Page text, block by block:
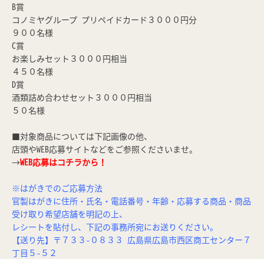
B賞
コノミヤグループ プリペイドカード３０００円分
９００名様
C賞
お楽しみセット３０００円相当
４５０名様
D賞
酒類詰め合わせセット３０００円相当
５０名様
■対象商品については下記画像の他、
店頭やWEB応募サイトなどをご参照くださいませ。
→WEB応募はコチラから！
※はがきでのご応募方法
官製はがきに住所・氏名・電話番号・年齢・応募する商品・商品
受け取り希望店舗を明記の上、
レシートを貼付し、下記の事務所宛にお送りください。
【送り先】〒７３３-０８３３ 広島県広島市西区商工センター７
丁目５-５２